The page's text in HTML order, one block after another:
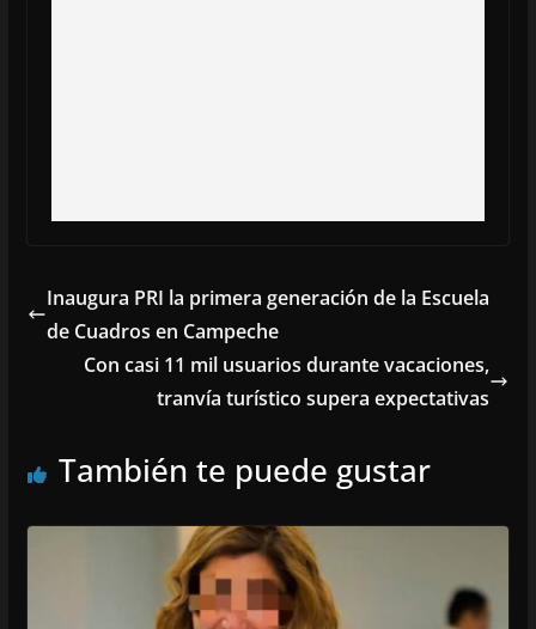
Inaugura PRI la primera generación de la Escuela
de Cuadros en Campeche
Con casi 11 mil usuarios durante vacaciones,
tranvía turístico supera expectativas
También te puede gustar